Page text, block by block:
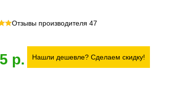
оплатить по счету.
д 7.
25% на установку при покупке порогов.
Отзывы производителя 47
Нашли дешевле? Сделаем скидку!